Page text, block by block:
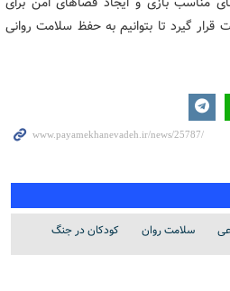
قرار گیرد تا بتوانیم به حفظ سلامت روانی
سلامت روان کودکان در جنگ